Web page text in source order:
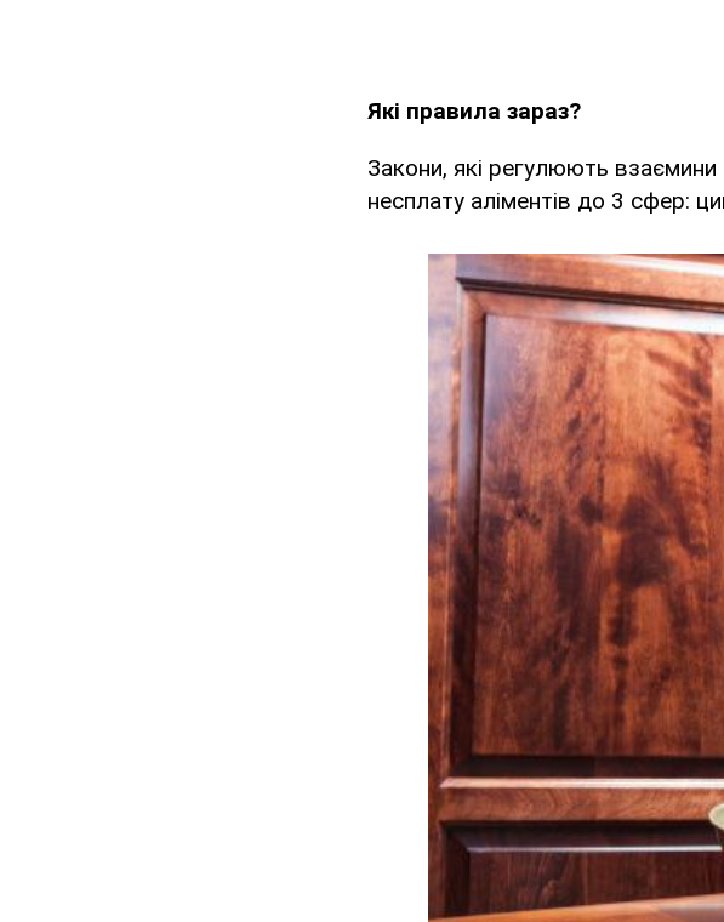
Які правила зараз?
Закони, які регулюють взаємини
несплату аліментів до 3 сфер: